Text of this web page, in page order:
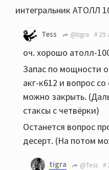
интегральник АТОЛЛ
Tess @tigra 29
оч. хорошо атолл-
Запас по мощности
акг-к612 и вопрос
можно закрыть.
стаксы с четвёрки)
Останется вопрос
десерт. (На потом
tigra @Tess